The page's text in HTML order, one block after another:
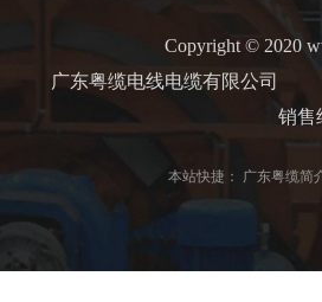
Copyright © 2020
广东粤缆电线电缆有限公司
地
销售
本站快捷： 广东粤缆简